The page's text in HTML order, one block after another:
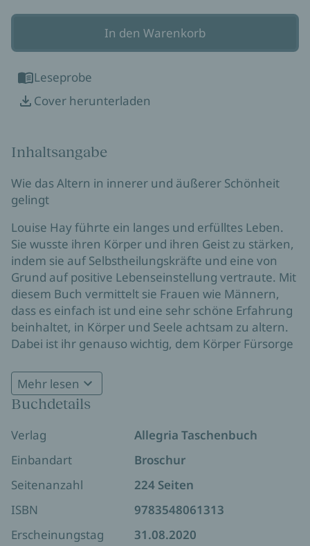
In den Warenkorb
Leseprobe
Cover herunterladen
Inhaltsangabe
Wie das Altern in innerer und äußerer Schönheit
gelingt
Louise Hay führte ein langes und erfülltes Leben.
Sie wusste ihren Körper und ihren Geist zu stärken,
indem sie auf Selbstheilungskräfte und eine von
Grund auf positive Lebenseinstellung vertraute. Mit
diesem Buch vermittelt sie Frauen wie Männern,
dass es einfach ist und eine sehr schöne Erfahrung
beinhaltet, in Körper und Seele achtsam zu altern.
Dabei ist ihr genauso wichtig, dem Körper Fürsorge
die äußeren Lebensumstände zu bewusst zu
gestalten. Das Buch spiegelt eine neue Haltung in
einer Zeit, in der das dritte Drittel des Lebens so viel
attraktiver und reicher an Möglichkeiten ist, als es
das noch vor wenigen Jahrzehnten war.
Die Essenz der Weisheit von Louise Hay für einen
Älterwerdens, in dem wir das Alter als großes Glück
erfahren dürfen.
Mehr lesen
Buchdetails
Verlag
Allegria Taschenbuch
Einbandart
Broschur
Seitenanzahl
224 Seiten
ISBN
9783548061313
Erscheinungstag
31.08.2020